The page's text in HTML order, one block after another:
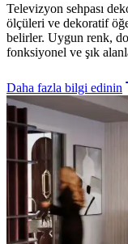
Televizyon sehpası
ölçüleri ve dekoratif
belirler. Uygun renk,
fonksiyonel ve şık
Daha fazla bilgi edinin